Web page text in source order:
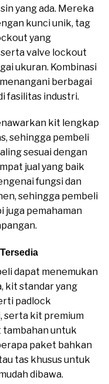
yang ada. Mereka
kunci unik, tag
yang
valve lockout
ukuran. Kombinasi
berbagai
fasilitas industri.
kit lengkap
sehingga pembeli
sesuai dengan
jual yang baik
fungsi dan
sehingga pembeli
juga pemahaman
dapat menemukan
kit standar yang
padlock
serta kit premium
untuk
paket bahkan
tas khusus untuk
dibawa.